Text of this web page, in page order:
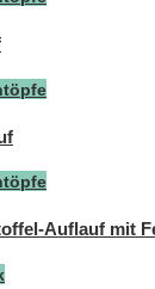
Auflauf mit